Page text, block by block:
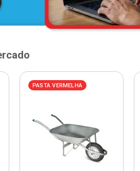
PASTA VERMELHA